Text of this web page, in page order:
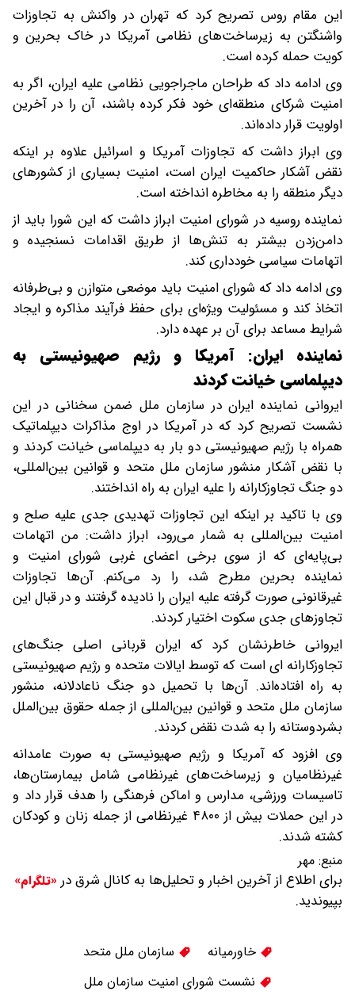
این مقام روس تصریح کرد که تهران در واکنش به تجاوزات
واشنگتن به زیرساخت‌های نظامی آمریکا در خاک بحرین و
کویت حمله کرده است.
وی ادامه داد که طراحان ماجراجویی نظامی علیه ایران، اگر به
امنیت شرکای منطقه‌ای خود فکر کرده باشند، آن را در آخرین
اولویت قرار داده‌اند.
وی ابراز داشت که تجاوزات آمریکا و اسرائیل علاوه بر اینکه
نقض آشکار حاکمیت ایران است، امنیت بسیاری از کشورهای
دیگر منطقه را به مخاطره انداخته است.
نماینده روسیه در شورای امنیت ابراز داشت که این شورا باید از
دامن‌زدن بیشتر به تنش‌ها از طریق اقدامات نسنجیده و
اتهامات سیاسی خودداری کند.
وی ادامه داد که شورای امنیت باید موضعی متوازن و بی‌طرفانه
اتخاذ کند و مسئولیت ویژه‌ای برای حفظ فرآیند مذاکره و ایجاد
شرایط مساعد برای آن بر عهده دارد.
نماینده ایران: آمریکا و رژیم صهیونیستی به
دیپلماسی خیانت کردند
ایروانی نماینده ایران در سازمان ملل ضمن سخنانی در این
نشست تصریح کرد که در آمریکا در اوج مذاکرات دیپلماتیک
همراه با رژیم صهیونیستی دو بار به دیپلماسی خیانت کردند و
با نقض آشکار منشور سازمان ملل متحد و قوانین بین‌المللی،
دو جنگ تجاوزکارانه را علیه ایران به راه انداختند.
وی با تاکید بر اینکه این تجاوزات تهدیدی جدی علیه صلح و
امنیت بین‌المللی به شمار می‌رود، ابراز داشت: من اتهامات
بی‌پایه‌ای که از سوی برخی اعضای غربی شورای امنیت و
نماینده بحرین مطرح شد، را رد می‌کنم. آن‌ها تجاوزات
غیرقانونی صورت گرفته علیه ایران را نادیده گرفتند و در قبال این
تجاوزهای جدی سکوت اختیار کردند.
ایروانی خاطرنشان کرد که ایران قربانی اصلی جنگ‌های
تجاوزکارانه ای است که توسط ایالات متحده و رژیم صهیونیستی
به راه افتاده‌اند. آن‌ها با تحمیل دو جنگ ناعادلانه، منشور
سازمان ملل متحد و قوانین بین‌المللی از جمله حقوق بین‌الملل
بشردوستانه را به شدت نقض کردند.
وی افزود که آمریکا و رژیم صهیونیستی به صورت عامدانه
غیرنظامیان و زیرساخت‌های غیرنظامی شامل بیمارستان‌ها،
تاسیسات ورزشی، مدارس و اماکن فرهنگی را هدف قرار داد و
در این حملات بیش از ۴۸۰۰ غیرنظامی از جمله زنان و کودکان
کشته شدند.
منبع: مهر
برای اطلاع از آخرین اخبار و تحلیل‌ها به کانال شرق در «تلگرام»
بپیوندید.
خاورمیانه
سازمان ملل متحد
نشست شورای امنیت سازمان ملل